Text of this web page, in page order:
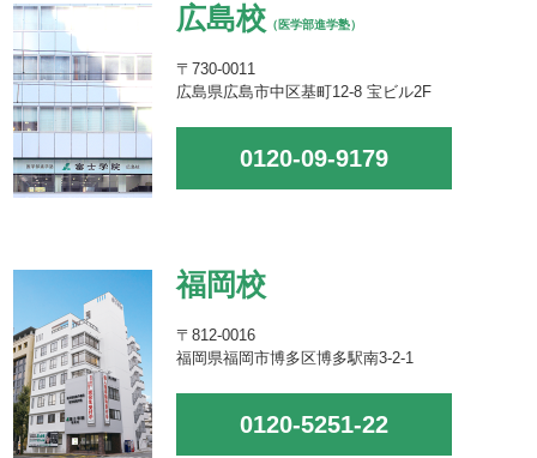
広島校 （医学部進学塾）
〒730-0011
広島県広島市中区基町12-8 宝ビル2F
0120-09-9179
福岡校
〒812-0016
福岡県福岡市博多区博多駅南3-2-1
0120-5251-22